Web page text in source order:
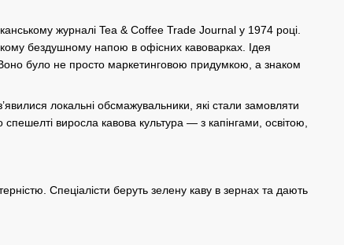
журналі Tea & Coffee Trade Journal у 1974 році.
бездушному напою в офісних кавоварках. Ідея
було не просто маркетинговою придумкою, а знаком
локальні обсмажувальники, які стали замовляти
спешелті виросла кавова культура — з капінгами, освітою,
Спеціалісти беруть зелену каву в зернах та дають